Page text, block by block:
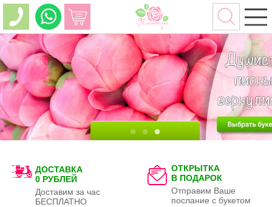
ДОСТАВКА
0 РУБЛЕЙ
Доставим за час
БЕСПЛАТНО
ОТКРЫТКА
В ПОДАРОК
Отправим Ваше
послание с букетом